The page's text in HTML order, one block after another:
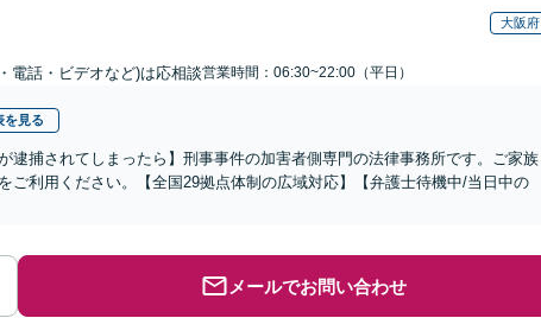
大阪府
電話・ビデオなど)は応相談営業時間：06:30~22:00（平日）
を見る
逮捕されてしまったら】刑事事件の加害者側専門の法律事務所です。ご家族
ご利用ください。【全国29拠点体制の広域対応】【弁護士待機中/当日中の
メールでお問い合わせ